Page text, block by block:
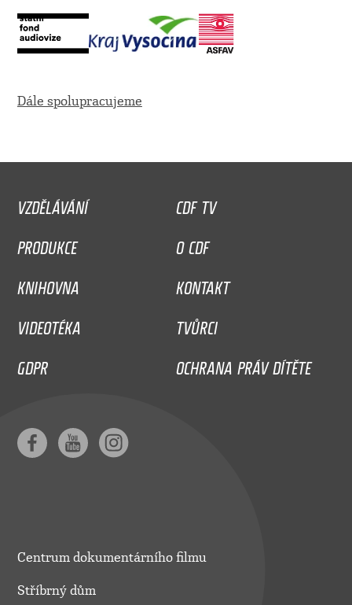
Dále spolupracujeme
VZDĚLÁVÁNÍ
CDF TV
PRODUKCE
O CDF
KNIHOVNA
KONTAKT
VIDEOTÉKA
TVŮRCI
GDPR
OCHRANA PRÁV DÍTĚTE
Centrum dokumentárního filmu
Stříbrný dům